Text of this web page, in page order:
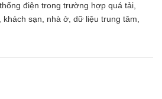
điện trong trường hợp quá tải,
sạn, nhà ở, dữ liệu trung tâm,